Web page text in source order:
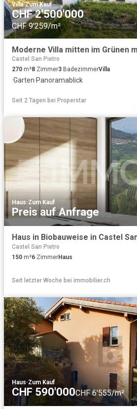
Villa·Zum Kauf
CHF 2'500'000
CHF 9'259/m²
Castel San Pietro
270 m²8 Zimmer3 BadezimmerVilla
·Garten·Panoramablick
Seit 2 Tagen bei Properstar
Haus·Zum Kauf
Preis auf Anfrage
Haus in Biobauweise in Castel
Castel San Pietro
150 m²6 ZimmerHaus
Seit letzter Woche bei immobilier.ch
Haus·Zum Kauf
CHF 590'000CHF 6'555/m²